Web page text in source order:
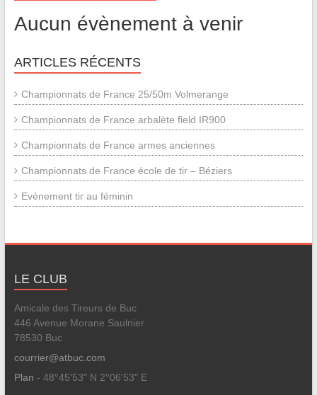
Aucun évènement à venir
ARTICLES RÉCENTS
Championnats de France 25/50m Volmerange
Championnats de France arbalète field IR900
Championnats de France armes anciennes
Championnats de France école de tir – Béziers
Evènement tir au féminin
LE CLUB
Amicale des Tireurs de Buc
446 Avenue Morane Saulnier
78530 Buc
courrier@atbuc.com
Plan - 48°45'53" N 2°06'53" E